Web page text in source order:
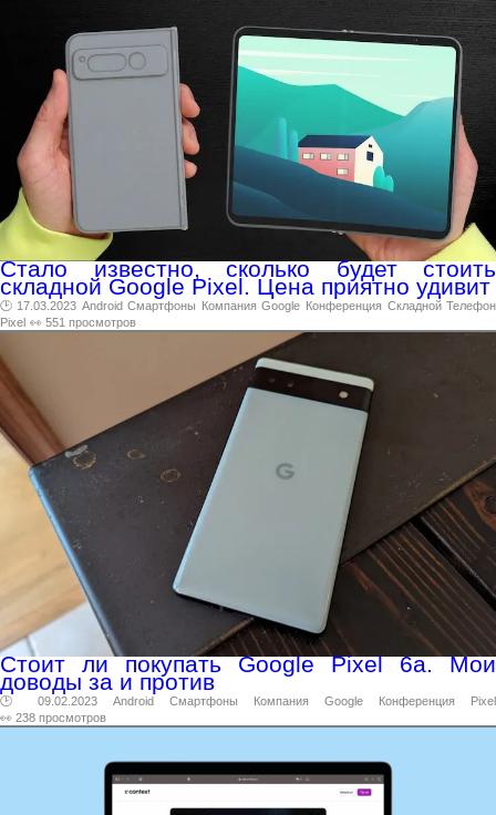
Стало известно, сколько будет стоить
складной Google Pixel. Цена приятно удивит
🕑 17.03.2023 Android Смартфоны Компания Google Конференция Складной Телефон
Pixel 👀 551 просмотров
Стоит ли покупать Google Pixel 6a. Мои
доводы за и против
🕑 09.02.2023 Android Смартфоны Компания Google Конференция
Pixel
👀 238 просмотров